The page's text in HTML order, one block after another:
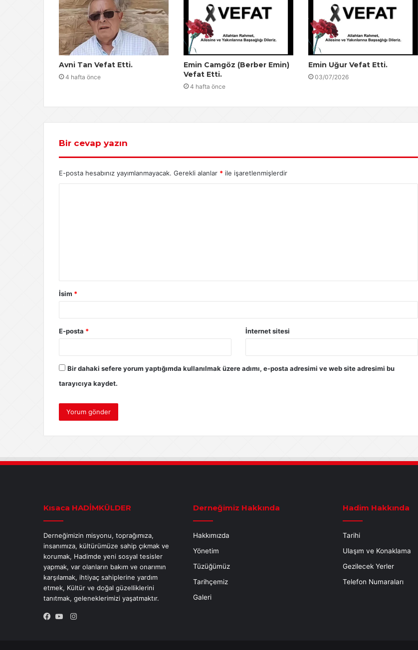
Avni Tan Vefat Etti.
4 hafta önce
Emin Camgöz (Berber Emin)
Vefat Etti.
4 hafta önce
Emin Uğur Vefat Etti.
03/07/2026
Bir cevap yazın
E-posta hesabınız yayımlanmayacak. Gerekli alanlar * ile işaretlenmişlerdir
İsim *
E-posta * İnternet sitesi
Bir dahaki sefere yorum yaptığımda kullanılmak üzere adımı, e-posta adresimi ve web site adresimi bu
tarayıcıya kaydet.
Kısaca HADİMKÜLDER
Derneğimizin misyonu, toprağımıza,
insanımıza, kültürümüze sahip çıkmak ve
korumak, Hadimde yeni sosyal tesisler
yapmak, var olanların bakım ve onarımın
karşılamak, ihtiyaç sahiplerine yardım
etmek, Kültür ve doğal güzelliklerini
tanıtmak, geleneklerimizi yaşatmaktır.
Instagram
Derneğimiz Hakkında
Hakkımızda
Yönetim
Tüzüğümüz
Tarihçemiz
Galeri
Hadim Hakkında
Tarihi
Ulaşım ve Konaklama
Gezilecek Yerler
Telefon Numaraları